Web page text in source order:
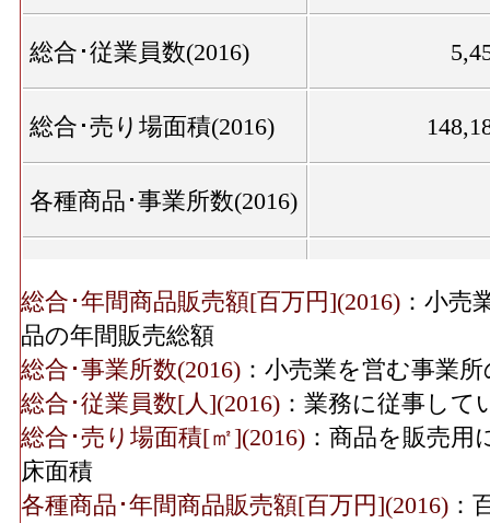
総合･従業員数(2016)
総合･売り場面積(2016)
各種商品･事業所数(2016)
織物衣服･年間商品販売
額(2016)
10,659[
織物衣服･事業所数(2016)
織物衣服･従業員数(2016)
総合･年間商品販売額[百万円](2016) ：小売
品の年間販売総額
総合･事業所数(2016) ：小売業を営む事業
総合･従業員数[人](2016) ：業務に従事して
総合･売り場面積[㎡](2016) ：商品を販売
床面積
各種商品･年間商品販売額[百万円](2016) ：